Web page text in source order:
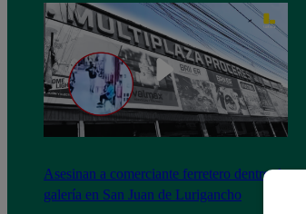
Asesinan a comerciante ferretero dentro de
galería en San Juan de Lurigancho